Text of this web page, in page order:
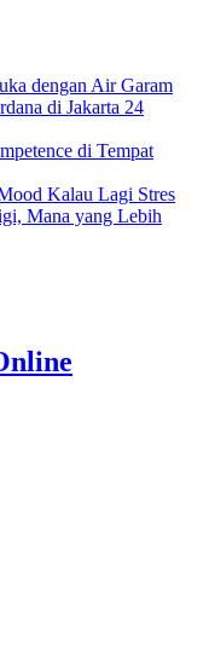
dengan Air Garam
di Jakarta 24
di Tempat
Kalau Lagi Stres
Mana yang Lebih